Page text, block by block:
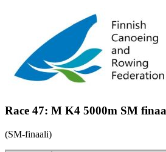
Race 47: M K4 5000m SM
(SM-finaali)